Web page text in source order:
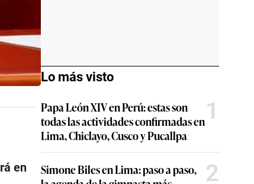
en
Lo más visto
Papa León XIV en Perú: estas son
todas las actividades confirmadas en
Lima, Chiclayo, Cusco y Pucallpa
1
Simone Biles en Lima: paso a paso,
2